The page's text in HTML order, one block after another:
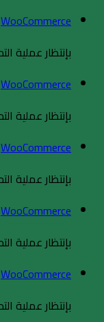
WooCommerce
بإنتظار عملية
WooCommerce
بإنتظار عملية
WooCommerce
بإنتظار عملية
WooCommerce
بإنتظار عملية
WooCommerce
بإنتظار عملية